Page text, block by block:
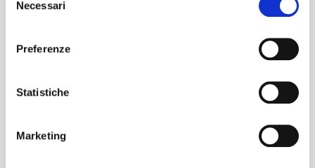
delNecessari
Preferenze
Statistiche
Marketing